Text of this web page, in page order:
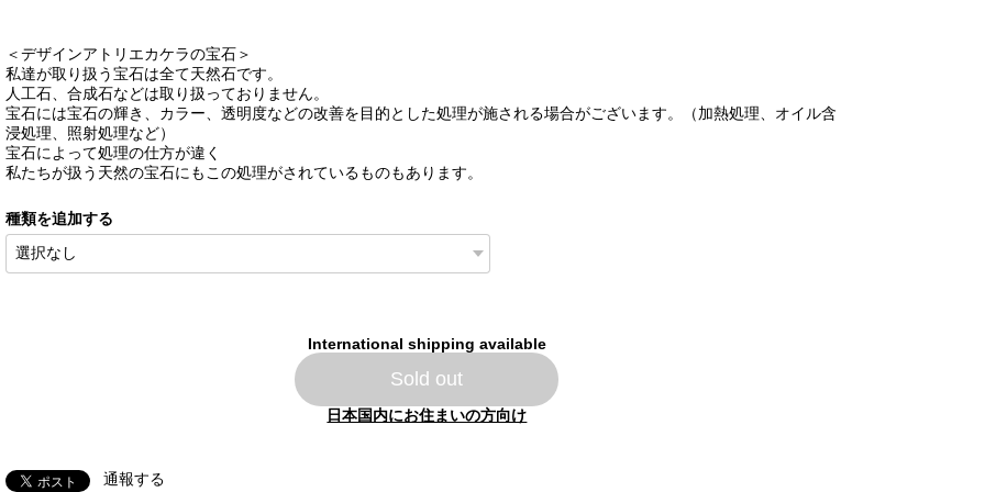
＜デザインアトリエカケラの宝石＞
私達が取り扱う宝石は全て天然石です。
人工石、合成石などは取り扱っておりません。
宝石には宝石の輝き、カラー、透明度などの改善を目的とした処理が施される場合がございます。（加熱処理、オイル含
浸処理、照射処理など）
宝石によって処理の仕方が違く
私たちが扱う天然の宝石にもこの処理がされているものもあります。
種類を追加する
International shipping available
Sold out
日本国内にお住まいの方向け
通報する